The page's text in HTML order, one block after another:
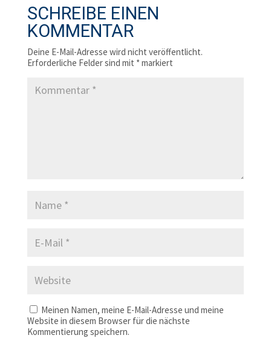
SCHREIBE EINEN
KOMMENTAR
Deine E-Mail-Adresse wird nicht veröffentlicht.
Erforderliche Felder sind mit *markiert
Meinen Namen, meine E-Mail-Adresse und meine
Website in diesem Browser für die nächste
Kommentierung speichern.